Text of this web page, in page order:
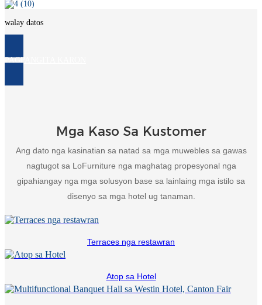
walay datos
PAGPANGITA KARON
Mga Kaso Sa Kustomer
Ang dato nga kasinatian sa natad sa mga muwebles sa gawas
nagtugot sa LoFurniture nga maghatag propesyonal nga
gipahiangay nga mga solusyon base sa lainlaing mga istilo sa
disenyo sa mga hotel ug tanaman.
Terraces nga restawran
Atop sa Hotel